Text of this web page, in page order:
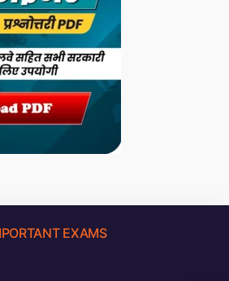
EXAMS